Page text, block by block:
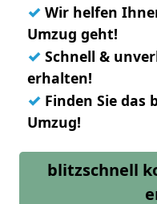
✓ Wir helfen
Umzug geht!
✓ Schnell &
erhalten!
✓ Finden Sie das
Umzug!
blitzschnell